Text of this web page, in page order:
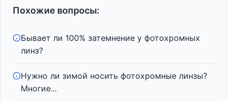
Похожие вопросы:
Бывает ли 100% затемнение у фотохромных
линз?
Нужно ли зимой носить фотохромные линзы?
Многие...